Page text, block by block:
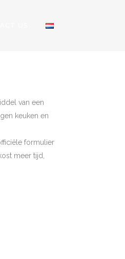
van een
keuken en
formulier
meer tijd,